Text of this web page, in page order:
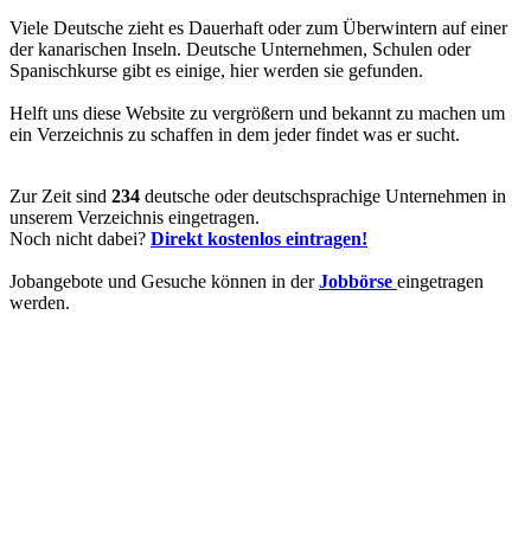
Viele Deutsche zieht es Dauerhaft oder zum Überwintern auf einer
der kanarischen Inseln. Deutsche Unternehmen, Schulen oder
Spanischkurse gibt es einige, hier werden sie gefunden.
Helft uns diese Website zu vergrößern und bekannt zu machen um
ein Verzeichnis zu schaffen in dem jeder findet was er sucht.
Zur Zeit sind 234 deutsche oder deutschsprachige Unternehmen in
unserem Verzeichnis eingetragen.
Noch nicht dabei? Direkt kostenlos eintragen!
Jobangebote und Gesuche können in derJobbörse eingetragen
werden.